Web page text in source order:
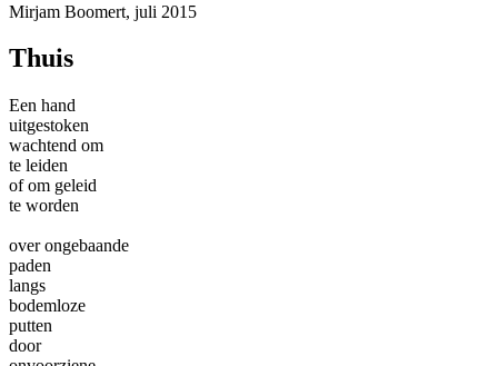
Mirjam Boomert, juli 2015
Thuis
Een hand
uitgestoken
wachtend om
te leiden
of om geleid
te worden
over ongebaande
paden
langs
bodemloze
putten
door